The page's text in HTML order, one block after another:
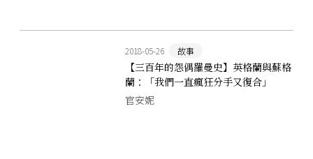
2018-05-26 故事
【三百年的怨偶羅曼史】英格蘭與蘇格
蘭：「我們一直瘋狂分手又復合」
官安妮